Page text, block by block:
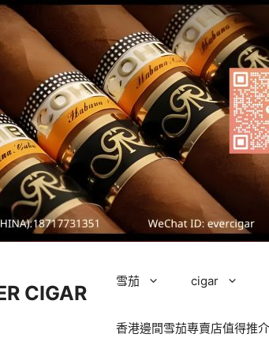
CIGAR
雪茄 cigar
香港邊間雪茄專賣店值得推